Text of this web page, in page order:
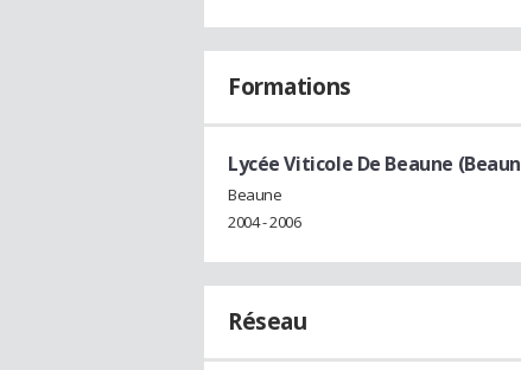
Formations
Lycée Viticole De Beaune
Beaune
2004 - 2006
Réseau